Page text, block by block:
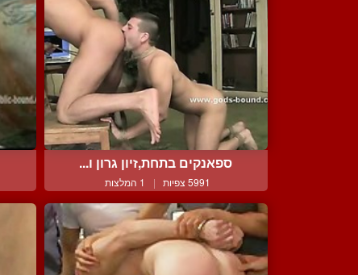
ספאנקים בתחת,זיון גרון ו...
5991 צפיות | 1 המלצות